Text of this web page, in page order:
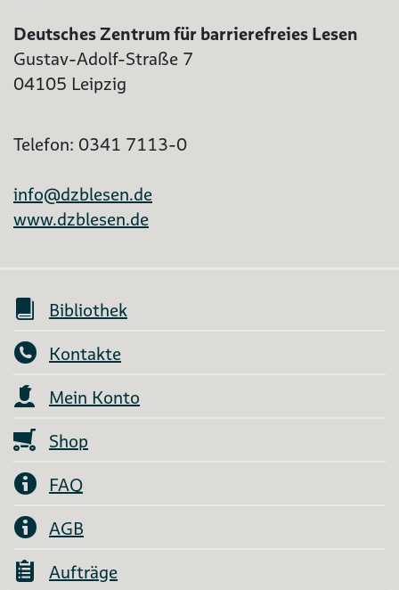
Deutsches Zentrum für barrierefreies Lesen
Gustav-Adolf-Straße 7
04105 Leipzig
Telefon: 0341 7113-0
info@dzblesen.de
www.dzblesen.de
Bibliothek
Kontakte
Mein Konto
Shop
FAQ
AGB
Aufträge